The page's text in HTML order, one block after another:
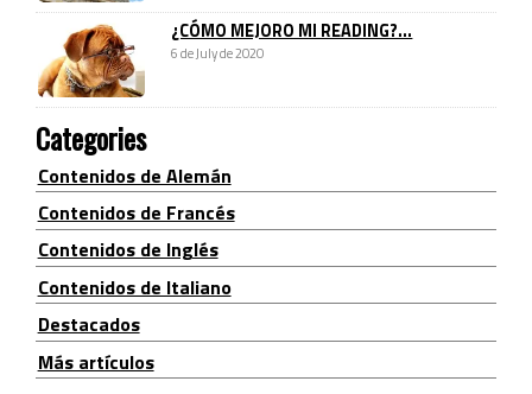
¿CÓMO MEJORO MI READING?...
6 de July de 2020
Categories
Contenidos de Alemán
Contenidos de Francés
Contenidos de Inglés
Contenidos de Italiano
Destacados
Más artículos